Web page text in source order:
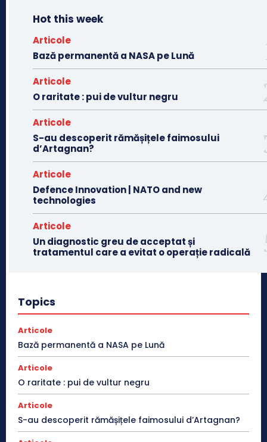
Hot this week
Articole
Bază permanentă a NASA pe Lună
Articole
O raritate : pui de vultur negru
Articole
S-au descoperit rămășițele faimosului
d’Artagnan?
Articole
Defence Innovation | NATO and new
technologies
Articole
Un diagnostic greu de acceptat și
tratamentul care a evitat o operație radicală
Topics
Articole
Bază permanentă a NASA pe Lună
Articole
O raritate : pui de vultur negru
Articole
S-au descoperit rămășițele faimosului d’Artagnan?